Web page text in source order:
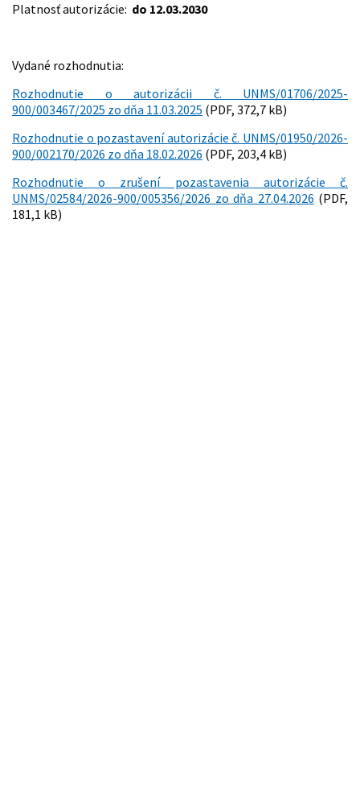
Platnosť autorizácie: do 12.03.2030
Vydané rozhodnutia:
Rozhodnutie o autorizácii č. UNMS/01706/2025-
900/003467/2025 zo dňa 11.03.2025 (PDF, 372,7 kB)
Rozhodnutie o pozastavení autorizácie č. UNMS/01950/2026-
900/002170/2026 zo dňa 18.02.2026 (PDF, 203,4 kB)
Rozhodnutie o zrušení pozastavenia autorizácie č.
UNMS/02584/2026-900/005356/2026 zo dňa 27.04.2026 (PDF,
181,1 kB)